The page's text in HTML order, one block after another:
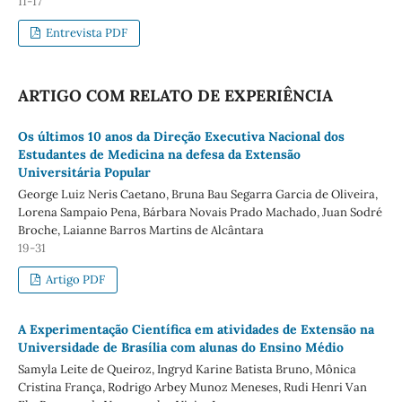
Entrevista PDF
ARTIGO COM RELATO DE EXPERIÊNCIA
Os últimos 10 anos da Direção Executiva Nacional dos
Estudantes de Medicina na defesa da Extensão
Universitária Popular
George Luiz Neris Caetano, Bruna Bau Segarra Garcia de Oliveira,
Lorena Sampaio Pena, Bárbara Novais Prado Machado, Juan Sodré
Broche, Laianne Barros Martins de Alcântara
19-31
Artigo PDF
A Experimentação Científica em atividades de Extensão na
Universidade de Brasília com alunas do Ensino Médio
Samyla Leite de Queiroz, Ingryd Karine Batista Bruno, Mônica
Cristina França, Rodrigo Arbey Munoz Meneses, Rudi Henri Van